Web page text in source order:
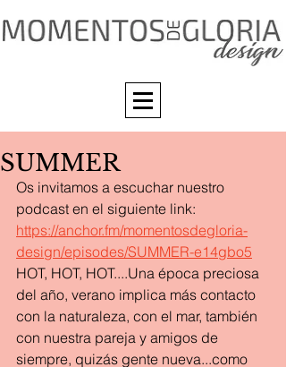
SUMMER
Os invitamos a escuchar nuestro
podcast en el siguiente link:
https://anchor.fm/momentosdegloria-
design/episodes/SUMMER-e14gbo5
HOT, HOT, HOT....Una época preciosa
del año, verano implica más contacto
con la naturaleza, con el mar, también
con nuestra pareja y amigos de
siempre, quizás gente nueva...como